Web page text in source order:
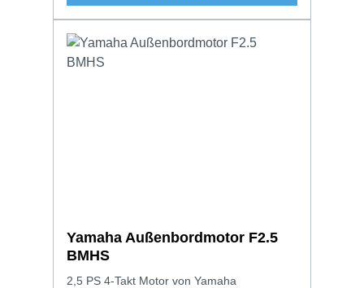
Yamaha Außenbordmotor F2.5
BMHS
2,5 PS 4-Takt Motor von Yamaha